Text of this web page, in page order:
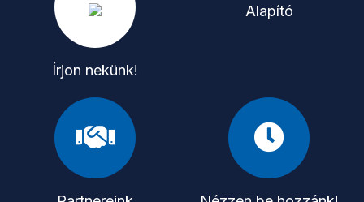
Írjon nekünk!
Alapító